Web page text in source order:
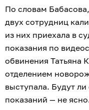
По словам
двух сотрудниц
из них приехала в
показания по
обвинения Татьяна
отделением
выступала. Будут
показаний — не